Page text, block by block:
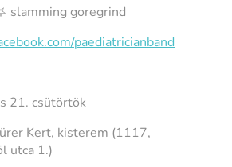
slamming goregrind
paediatricianband
21. csütörtök
Kert, kisterem (1117,
utca 1.)